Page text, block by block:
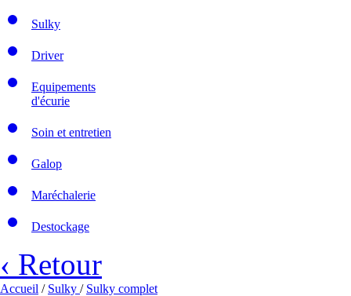
Sulky
Driver
Equipements
d'écurie
Soin et entretien
Galop
Maréchalerie
Destockage
‹ Retour
Accueil / Sulky / Sulky complet